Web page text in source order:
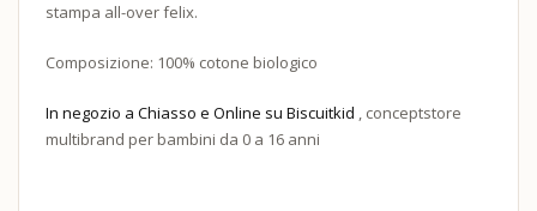
stampa all-over felix.
Composizione: 100% cotone biologico
In negozio a Chiasso e Online su Biscuitkid , conceptstore
multibrand per bambini da 0 a 16 anni